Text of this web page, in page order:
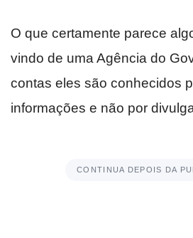
O que certamente parece
vindo de uma Agência do
contas eles são conhecidos
informações e não por
CONTINUA DEPOIS DA